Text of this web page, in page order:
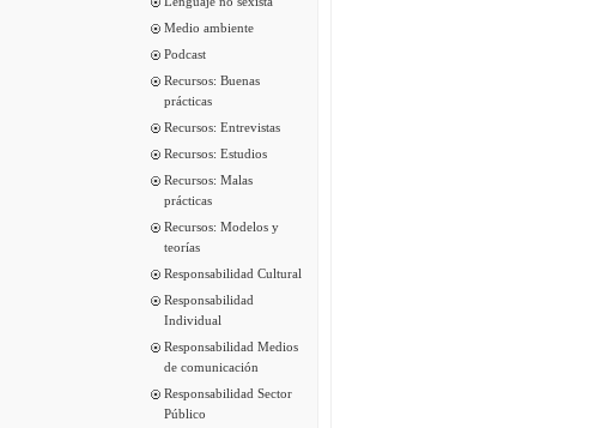
Medio ambiente
Podcast
Recursos: Buenas
prácticas
Recursos: Entrevistas
Recursos: Estudios
Recursos: Malas
prácticas
Recursos: Modelos y
teorías
Responsabilidad Cultural
Responsabilidad
Individual
Responsabilidad Medios
de comunicación
Responsabilidad Sector
Público